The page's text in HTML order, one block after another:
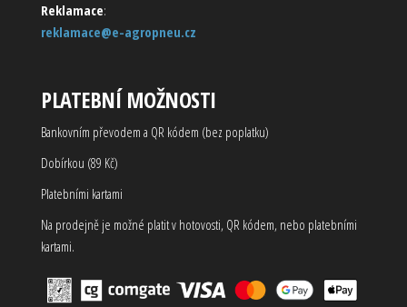
Reklamace:
reklamace@e-agropneu.cz
PLATEBNÍ MOŽNOSTI
Bankovním převodem a QR kódem (bez poplatku)
Dobírkou (89 Kč)
Platebními kartami
Na prodejně je možné platit v hotovosti, QR kódem, nebo platebními
kartami.